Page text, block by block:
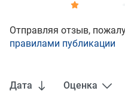
Дата Оценка
Отправляя отзыв,
правилами публикации